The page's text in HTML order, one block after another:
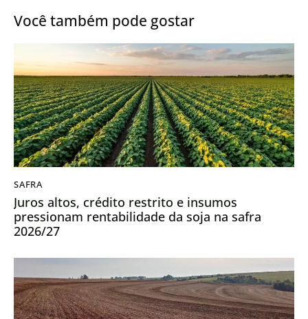
Você também pode gostar
SAFRA
Juros altos, crédito restrito e insumos
pressionam rentabilidade da soja na safra
2026/27